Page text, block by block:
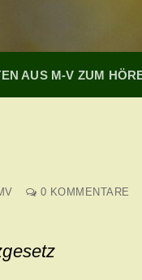
AUS M-V ZUM
0 KOMMENTARE